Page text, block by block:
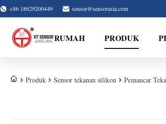
+86 18629200449 sensor@sensorasia.com
RUMAH PRODUK
Produk Sensor tekanan silikon Pemancar